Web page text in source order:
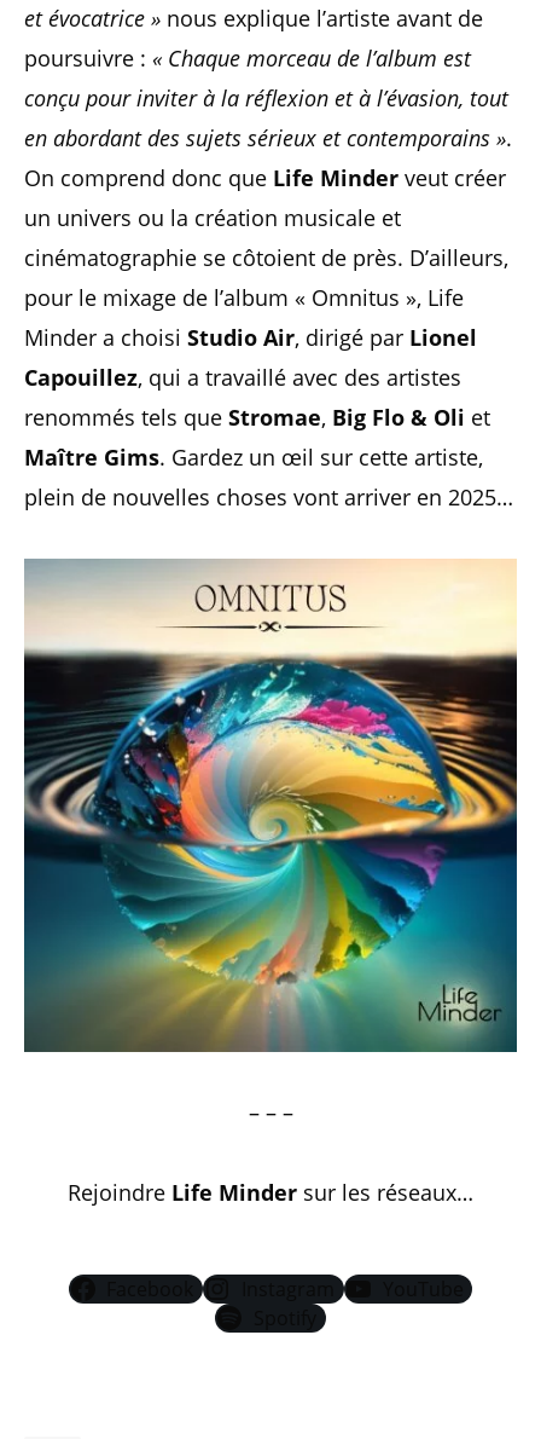
et évocatrice » nous explique l’artiste avant de
poursuivre : « Chaque morceau de l’album est
conçu pour inviter à la réflexion et à l’évasion, tout
en abordant des sujets sérieux et contemporains ».
On comprend donc que Life Minder veut créer
un univers ou la création musicale et
cinématographie se côtoient de près. D’ailleurs,
pour le mixage de l’album « Omnitus », Life
Minder a choisi Studio Air, dirigé par Lionel
Capouillez, qui a travaillé avec des artistes
renommés tels que Stromae, Big Flo & Oli et
Maître Gims. Gardez un œil sur cette artiste,
plein de nouvelles choses vont arriver en 2025…
– – –
Rejoindre Life Minder sur les réseaux…